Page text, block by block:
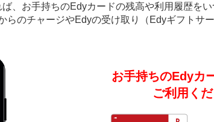
、お手持ちのEdyカードの残高や利用履歴を
らのチャージやEdyの受け取り（Edyギフトサ
お手持ちのEdyカ
ご利用くだ